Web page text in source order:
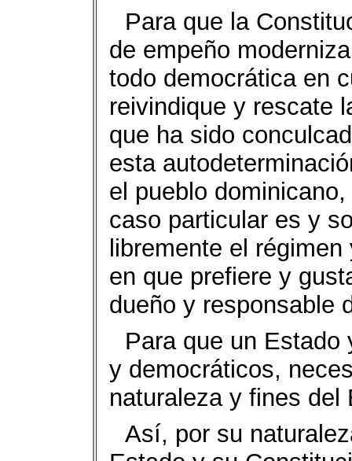
Para que la
de empeño
todo democrática en
reivindique y rescate
que ha sido
esta
el pueblo
caso particular es y
libremente el
en que prefiere y
dueño y responsable
Para que un Estado
y democráticos,
naturaleza y fines
Así, por su